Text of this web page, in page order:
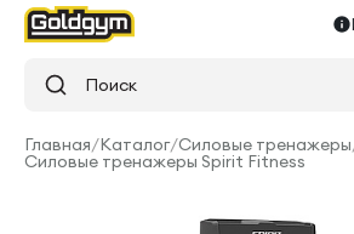
Поиск
Главная/Каталог/Силовые тренажеры
Силовые тренажеры Spirit Fitness